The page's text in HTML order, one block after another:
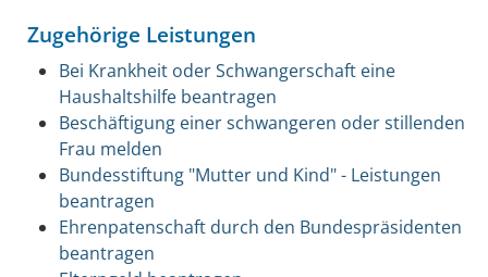
Zugehörige Leistungen
Bei Krankheit oder Schwangerschaft eine
Haushaltshilfe beantragen
Beschäftigung einer schwangeren oder stillenden
Frau melden
Bundesstiftung "Mutter und Kind" - Leistungen
beantragen
Ehrenpatenschaft durch den Bundespräsidenten
beantragen